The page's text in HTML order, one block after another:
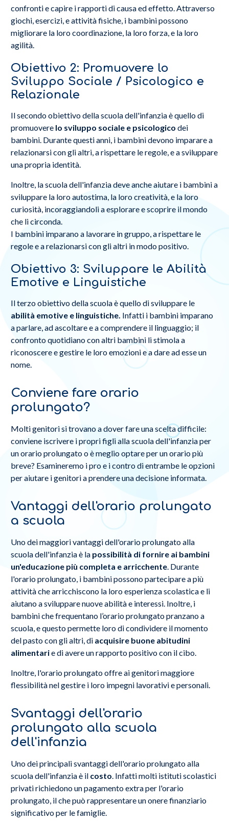
confronti e capire i rapporti di causa ed effetto. Attraverso
giochi, esercizi, e attività fisiche, i bambini possono
migliorare la loro coordinazione, la loro forza, e la loro
agilità.
Obiettivo 2: Promuovere lo
Sviluppo Sociale / Psicologico e
Relazionale
Il secondo obiettivo della scuola dell'infanzia è quello di
promuovere lo sviluppo sociale e psicologico dei
bambini. Durante questi anni, i bambini devono imparare a
relazionarsi con gli altri, a rispettare le regole, e a sviluppare
una propria identità.
Inoltre, la scuola dell'infanzia deve anche aiutare i bambini a
sviluppare la loro autostima, la loro creatività, e la loro
curiosità, incoraggiandoli a esplorare e scoprire il mondo
che li circonda.
I bambini imparano a lavorare in gruppo, a rispettare le
regole e a relazionarsi con gli altri in modo positivo.
Obiettivo 3: Sviluppare le Abilità
Emotive e Linguistiche
Il terzo obiettivo della scuola è quello di sviluppare le
abilità emotive e linguistiche. Infatti i bambini imparano
a parlare, ad ascoltare e a comprendere il linguaggio; il
confronto quotidiano con altri bambini li stimola a
riconoscere e gestire le loro emozioni e a dare ad esse un
nome.
Conviene fare orario
prolungato?
Molti genitori si trovano a dover fare una scelta difficile:
conviene iscrivere i propri figli alla scuola dell'infanzia per
un orario prolungato o è meglio optare per un orario più
breve? Esamineremo i pro e i contro di entrambe le opzioni
per aiutare i genitori a prendere una decisione informata.
Vantaggi dell'orario prolungato
a scuola
Uno dei maggiori vantaggi dell'orario prolungato alla
scuola dell'infanzia è la possibilità di fornire ai bambini
un'educazione più completa e arricchente. Durante
l'orario prolungato, i bambini possono partecipare a più
attività che arricchiscono la loro esperienza scolastica e li
aiutano a sviluppare nuove abilità e interessi. Inoltre, i
bambini che frequentano l’orario prolungato pranzano a
scuola, e questo permette loro di condividere il momento
del pasto con gli altri, di acquisire buone abitudini
alimentarie di avere un rapporto positivo con il cibo.
Inoltre, l'orario prolungato offre ai genitori maggiore
flessibilità nel gestire i loro impegni lavorativi e personali.
Svantaggi dell'orario
prolungato alla scuola
dell'infanzia
Uno dei principali svantaggi dell'orario prolungato alla
scuola dell'infanzia è il costo . Infatti molti istituti scolastici
privati richiedono un pagamento extra per l'orario
prolungato, il che può rappresentare un onere finanziario
significativo per le famiglie.